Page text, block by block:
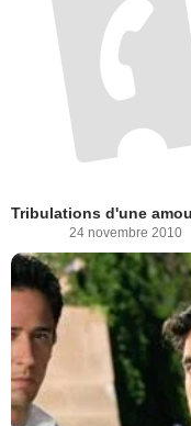
24 novembre 2010